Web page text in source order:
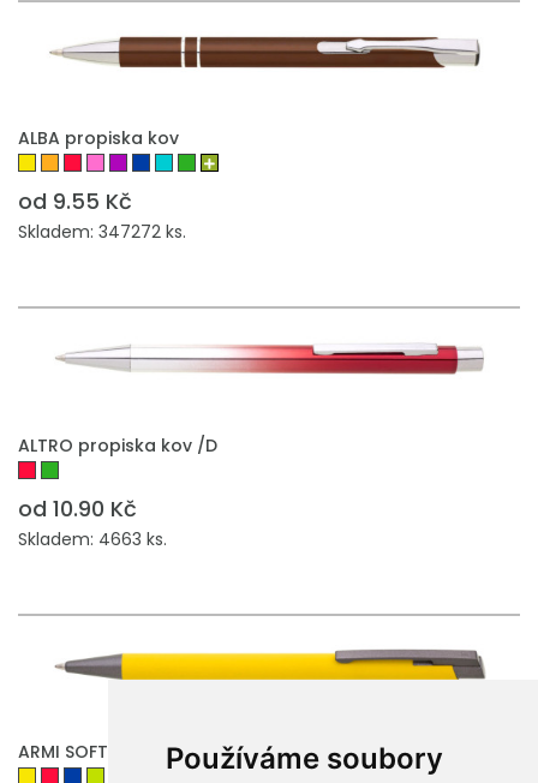
Používáme soubory
ALBA propiska kov
od 9.55 Kč
Skladem: 347272 ks.
ALTRO propiska kov /D
od 10.90 Kč
Skladem: 4663 ks.
ARMI SOFT propiska kov